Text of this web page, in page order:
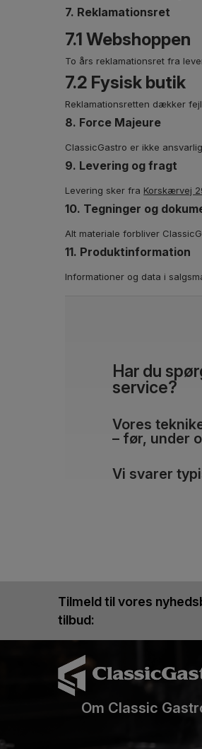
7. Reklamationsret
7.1 Webshoppen
To års reklamationsret fra
7.2 Fysisk butik
Reklamationsretten dækker
8. Force Majeure
ClassicGastro er ikke
9. Levering og fragt
Levering sker fra Korskærvej
10. Tegninger og
Alt materiale forbliver
11. Produktinformation
Informationer og data i
Har du
service?
Vores
– før, under
Vi svarer
Tilmeld til vores
tilbud:
Om Classic